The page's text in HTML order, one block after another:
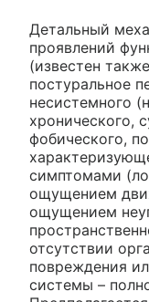
Детальный
проявлений
(известен
постуральное
несистемного
хронического,
фобического,
симптомами
ощущением
ощущением
отсутствии
повреждения
системы –